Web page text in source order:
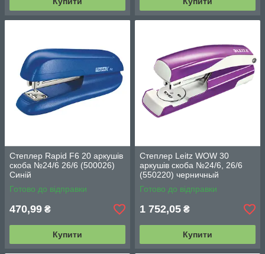
Степлер Rapid F6 20 аркушів
скоба №24/6 26/6 (500026)
Синій
Готово до відправки
470,99 ₴
Купити
Степлер Leitz WOW 30
аркушів скоба №24/6, 26/6
(550220) черничный
Готово до відправки
1 752,05 ₴
Купити